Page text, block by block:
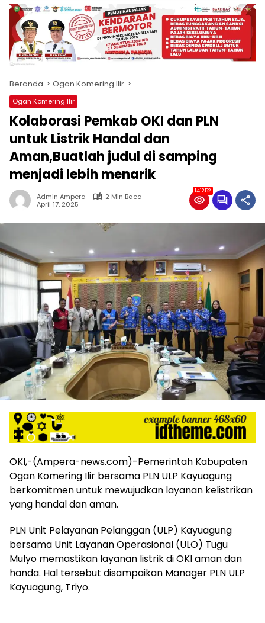
produk
antara
lain
mampu
menjadi
komunikasi
usaha
(beriklan),
fokus
pada
nasional
maupun
international,
bernuansa
lokal
dan
memiliki
kisaran
harga
iklan
lebih
murah
dari
Koran
maupun
media
siber
lainnya,
desain
Koran
dan
media
siber
lebih
eksklusif,
bergaya
mengandung
unsur
edukasi,
gaya
hidup,
hiburan,
Beranda Ogan Komering Ilir
Ogan Komering Ilir
Kolaborasi Pemkab OKI dan PLN
untuk Listrik Handal dan
Aman,Buatlah judul di samping
menjadi lebih menarik
Admin Ampera
2 Min Baca
April 17, 2025
141252
OKI,-(Ampera-news.com)-Pemerintah Kabupaten
Ogan Komering Ilir bersama PLN ULP Kayuagung
berkomitmen untuk mewujudkan layanan kelistrikan
yang handal dan aman.
PLN Unit Pelayanan Pelanggan (ULP) Kayuagung
bersama Unit Layanan Operasional (ULO) Tugu
Mulyo memastikan layanan listrik di OKI aman dan
handa. Hal tersebut disampaikan Manager PLN ULP
Kayuagung, Triyo.